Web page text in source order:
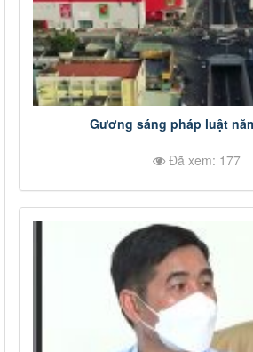
Gương sáng pháp luật
Đã xem: 177